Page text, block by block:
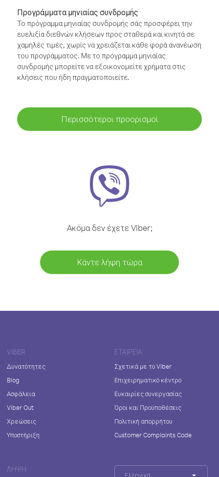
Προγράμματα μηνιαίας συνδρομής
Το πρόγραμμα μηνιαίας συνδρομής σάς προσφέρει την
ευελιξία διεθνών κλήσεων προς σταθερά και κινητά σε
χαμηλές τιμές, χωρίς να χρειάζεται κάθε φορά ανανέωση
του προγράμματος. Με το πρόγραμμα μηνιαίας
συνδρομής μπορείτε να εξοικονομείτε χρήματα στις
κλήσεις που ήδη πραγματοποιείτε.
Περισσότεροι προορισμοί
Ακόμα δεν έχετε Viber;
Κάντε λήψη τώρα
VIBER
Δυνατότητες
Blog
Ασφάλεια
Viber Out
Χρεώσεις
Υποστήριξη
ΕΤΑΙΡΕΊΑ
Σχετικά με το Viber
Επιχειρηματικό κέντρο
Ευκαιρίες συνεργασίας
Όροι και Προϋποθέσεις
Πολιτική απορρήτου
Customer Complaints Code
ΛΉΨΗ
Ελληνικά